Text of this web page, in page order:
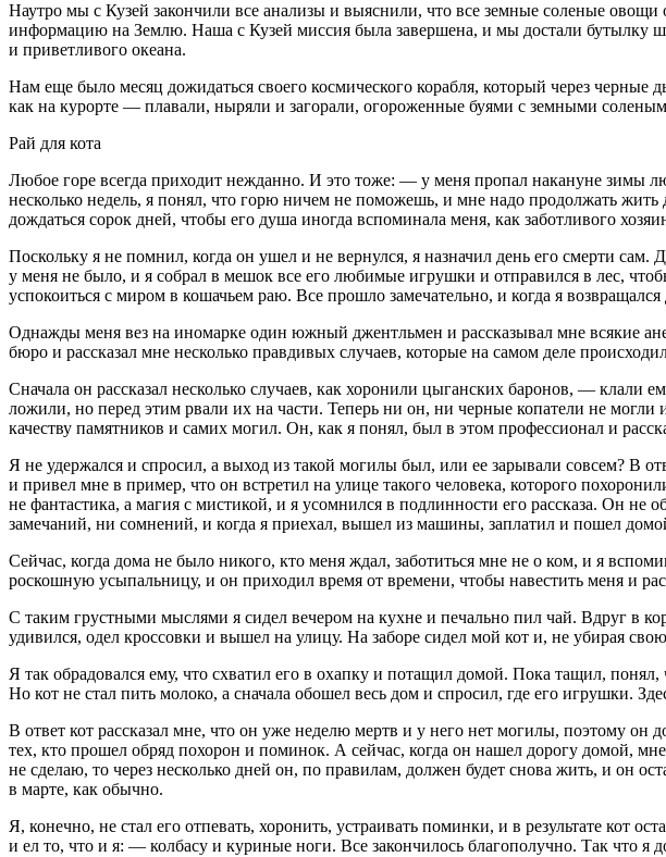
Наутро мы с Кузей закончили все анализы и выяснили, что все земные соленые
информацию на Землю. Наша с Кузей миссия была завершена, и мы достали бутылку
и приветливого океана.
Нам еще было месяц дожидаться своего космического корабля, который через
как на курорте — плавали, ныряли и загорали, огороженные буями с земными
Рай для кота
Любое горе всегда приходит нежданно. И это тоже: — у меня пропал накануне зимы
несколько недель, я понял, что горю ничем не поможешь, и мне надо продолжать
дождаться сорок дней, чтобы его душа иногда вспоминала меня, как заботливого
Поскольку я не помнил, когда он ушел и не вернулся, я назначил день его смерти
у меня не было, и я собрал в мешок все его любимые игрушки и отправился в лес,
успокоиться с миром в кошачьем раю. Все прошло замечательно, и когда я
Однажды меня вез на иномарке один южный джентльмен и рассказывал мне всякие
бюро и рассказал мне несколько правдивых случаев, которые на самом деле
Сначала он рассказал несколько случаев, как хоронили цыганских баронов, —
ложили, но перед этим рвали их на части. Теперь ни он, ни черные копатели не могли
качеству памятников и самих могил. Он, как я понял, был в этом профессионал и
Я не удержался и спросил, а выход из такой могилы был, или ее зарывали совсем? В
и привел мне в пример, что он встретил на улице такого человека, которого
не фантастика, а магия с мистикой, и я усомнился в подлинности его рассказа. Он
замечаний, ни сомнений, и когда я приехал, вышел из машины, заплатил и пошел
Сейчас, когда дома не было никого, кто меня ждал, заботиться мне не о ком, и я
роскошную усыпальницу, и он приходил время от времени, чтобы навестить меня и
С таким грустными мыслями я сидел вечером на кухне и печально пил чай. Вдруг в
удивился, одел кроссовки и вышел на улицу. На заборе сидел мой кот и, не убирая
Я так обрадовался ему, что схватил его в охапку и потащил домой. Пока тащил,
Но кот не стал пить молоко, а сначала обошел весь дом и спросил, где его игрушки.
В ответ кот рассказал мне, что он уже неделю мертв и у него нет могилы, поэтому
тех, кто прошел обряд похорон и поминок. А сейчас, когда он нашел дорогу домой,
не сделаю, то через несколько дней он, по правилам, должен будет снова жить, и он
в марте, как обычно.
Я, конечно, не стал его отпевать, хоронить, устраивать поминки, и в результате
и ел то, что и я: — колбасу и куриные ноги. Все закончилось благополучно. Так что я